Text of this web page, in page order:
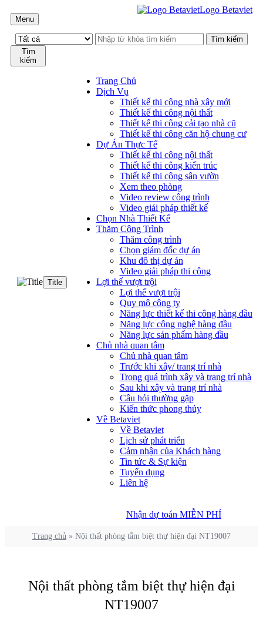
Menu
Logo Betaviet
Tìm
kiếm
Title
Trang Chủ
Dịch Vụ
Thiết kế thi công nhà xây mới
Thiết kế thi công nội thất
Thiết kế thi công cải tạo nhà cũ
Thiết kế thi công căn hộ chung cư
Dự Án Thực Tế
Thiết kế thi công nội thất
Thiết kế thi công kiến trúc
Thiết kế thi công sân vườn
Xem theo phòng
Video review công trình
Video giải pháp thiết kế
Chọn Nhà Thiết Kế
Thăm Công Trình
Thăm công trình
Chọn giám đốc dự án
Khu đô thị dự án
Video giải pháp thi công
Lợi thế vượt trội
Lợi thế vượt trội
Quy mô công ty
Năng lực thiết kế thi công hàng đầu
Năng lực công nghệ hàng đầu
Năng lực sản phẩm hàng đầu
Chủ nhà quan tâm
Chủ nhà quan tâm
Trước khi xây/ trang trí nhà
Trong quá trình xây và trang trí nhà
Sau khi xây và trang trí nhà
Câu hỏi thường gặp
Kiến thức phong thủy
Về Betaviet
Về Betaviet
Lịch sử phát triển
Cảm nhận của Khách hàng
Tin tức & Sự kiện
Tuyển dụng
Liên hệ
Nhận dự toán MIỄN PHÍ
Trang chủ » Nội thất phòng tắm biệt thự hiện đại NT19007
Nội thất phòng tắm biệt thự hiện đại
NT19007